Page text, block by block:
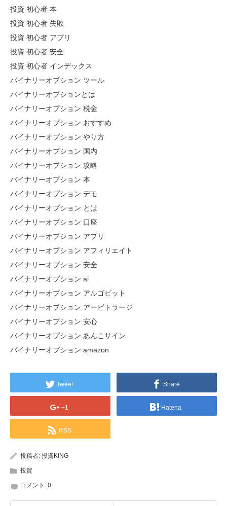
投資 初心者 本
投資 初心者 失敗
投資 初心者 アプリ
投資 初心者 安全
投資 初心者 インデックス
バイナリーオプション ツール
バイナリーオプションとは
バイナリーオプション 税金
バイナリーオプション おすすめ
バイナリーオプション やり方
バイナリーオプション 国内
バイナリーオプション 攻略
バイナリーオプション 本
バイナリーオプション デモ
バイナリーオプション とは
バイナリーオプション 口座
バイナリーオプション アプリ
バイナリーオプション アフィリエイト
バイナリーオプション 安全
バイナリーオプション ai
バイナリーオプション アルゴビット
バイナリーオプション アービトラージ
バイナリーオプション 安心
バイナリーオプション あんこサイン
バイナリーオプション amazon
Tweet Share
+1 Hatena
RSS
投稿者: 投資KING
投資
コメント: 0